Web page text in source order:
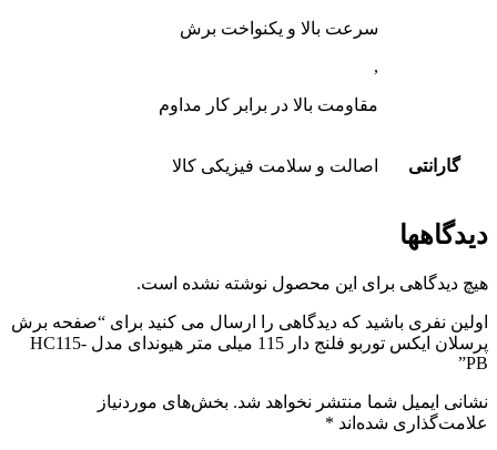
سرعت بالا و یکنواخت برش
,
مقاومت بالا در برابر کار مداوم
گارانتی اصالت و سلامت فیزیکی کالا
دیدگاهها
هیچ دیدگاهی برای این محصول نوشته نشده است.
اولین نفری باشید که دیدگاهی را ارسال می کنید برای “صفحه برش
پرسلان ایکس توربو فلنج دار 115 میلی متر هیوندای مدل HC115-
PB”
نشانی ایمیل شما منتشر نخواهد شد. بخش‌های موردنیاز
علامت‌گذاری شده‌اند *